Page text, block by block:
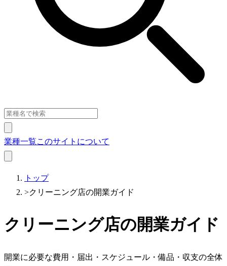
業種一覧このサイトについて
トップ
>クリーニング店の開業ガイド
クリーニング店の開業ガイド
開業に必要な費用・届出・スケジュール・備品・収支の全体